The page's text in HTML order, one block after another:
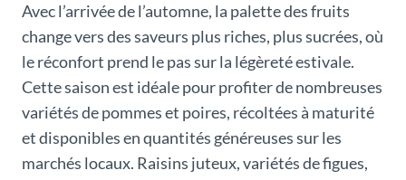
Avec l’arrivée de l’automne, la palette des fruits
change vers des saveurs plus riches, plus sucrées, où
le réconfort prend le pas sur la légèreté estivale.
Cette saison est idéale pour profiter de nombreuses
variétés de pommes et poires, récoltées à maturité
et disponibles en quantités généreuses sur les
marchés locaux. Raisins juteux, variétés de figues,